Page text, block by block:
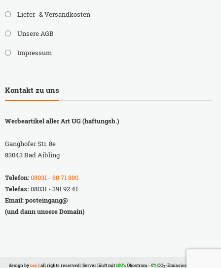
Liefer- & Versandkosten
Unsere AGB
Impressum
Kontakt zu uns
Werbeartikel aller Art UG (haftungsb.)
Ganghofer Str. 8e
83043 Bad Aibling
Telefon:08031 - 88 71 880
Telefax:08031 - 391 92 41
Email: posteingang@
(und dann unsere Domain)
design byosc|all rights reserved|Server läuft mit100%Ökostrom - 0%CO2-Emission